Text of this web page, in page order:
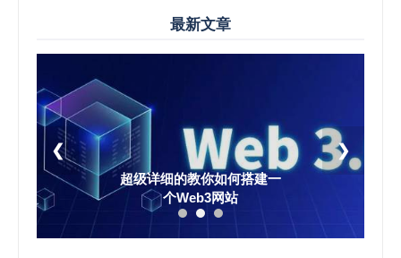
最新文章
超级详细的教你如何搭建一
个Web3网站
❮ ❯